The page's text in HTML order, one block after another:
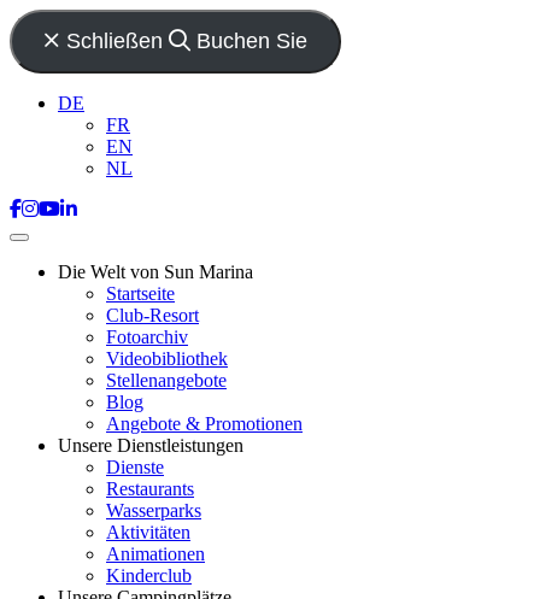
Schließen Buchen Sie
DE
FR
EN
NL
Die Welt von Sun Marina
Startseite
Club-Resort
Fotoarchiv
Videobibliothek
Stellenangebote
Blog
Angebote & Promotionen
Unsere Dienstleistungen
Dienste
Restaurants
Wasserparks
Aktivitäten
Animationen
Kinderclub